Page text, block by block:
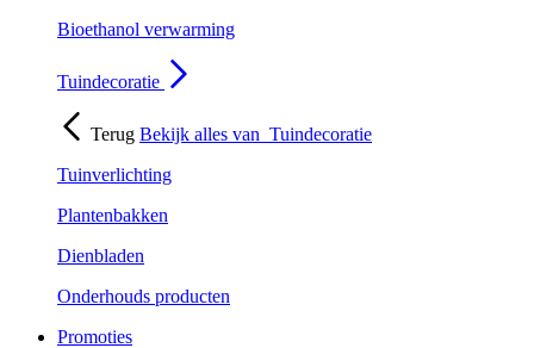
Bioethanol verwarming
Tuindecoratie
Terug Bekijk alles van Tuindecoratie
Tuinverlichting
Plantenbakken
Dienbladen
Onderhouds producten
Promoties